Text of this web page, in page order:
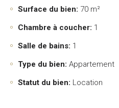
Surface du bien: 70 m²
Chambre à coucher: 1
Salle de bains: 1
Type du bien: Appartement
Statut du bien: Location